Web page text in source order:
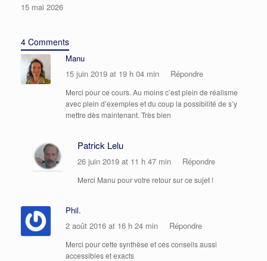
15 mai 2026
4 Comments
Manu
15 juin 2019 at 19 h 04 min
Répondre
Merci pour ce cours. Au moins c’est plein de réalisme
avec plein d’exemples et du coup la possibilité de s’y
mettre dès maintenant. Très bien
Patrick Lelu
26 juin 2019 at 11 h 47 min Répondre
Merci Manu pour votre retour sur ce sujet !
Phil.
2 août 2016 at 16 h 24 min
Répondre
Merci pour cette synthèse et ces conseils aussi
accessibles et exacts